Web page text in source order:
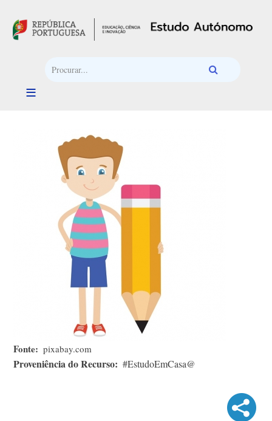
Fonte pixabay.com
Proveniência do Recurso #EstudoEmCasa@